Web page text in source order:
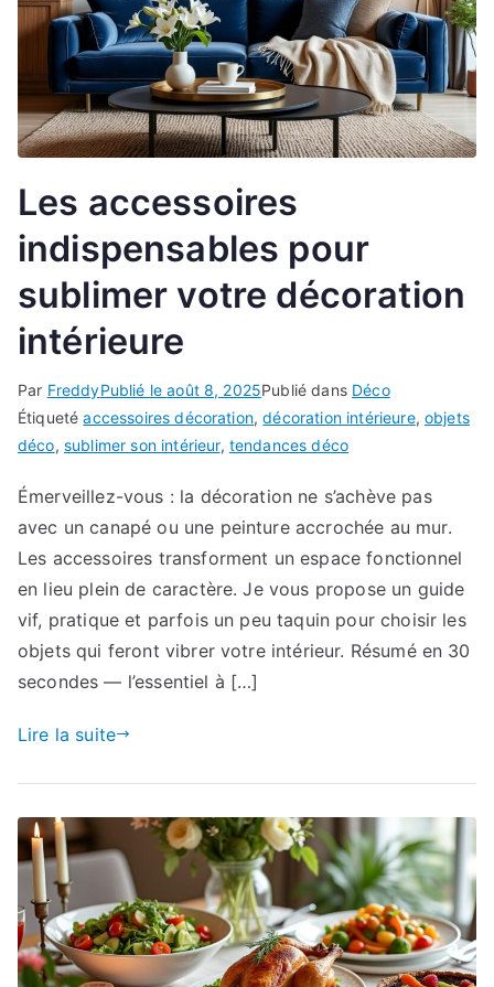
Les accessoires
indispensables pour
sublimer votre décoration
intérieure
Par FreddyPublié leaoût 8, 2025Publié dans Déco
Étiquetéaccessoires décoration,décoration intérieure,objets
déco, sublimer son intérieur, tendances déco
Émerveillez-vous : la décoration ne s’achève pas
avec un canapé ou une peinture accrochée au mur.
Les accessoires transforment un espace fonctionnel
en lieu plein de caractère. Je vous propose un guide
vif, pratique et parfois un peu taquin pour choisir les
objets qui feront vibrer votre intérieur. Résumé en 30
secondes — l’essentiel à […]
Lire la suite